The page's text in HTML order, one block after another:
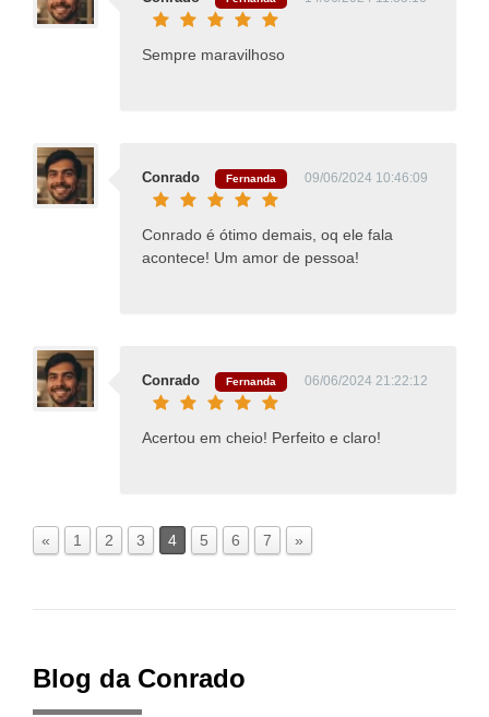
Sempre maravilhoso
Conrado Fernanda 09/06/2024 10:46:09
Conrado é ótimo demais, oq ele fala
acontece! Um amor de pessoa!
Conrado Fernanda 06/06/2024 21:22:12
Acertou em cheio! Perfeito e claro!
« 1 2 3 4 5 6 7 »
Blog da Conrado